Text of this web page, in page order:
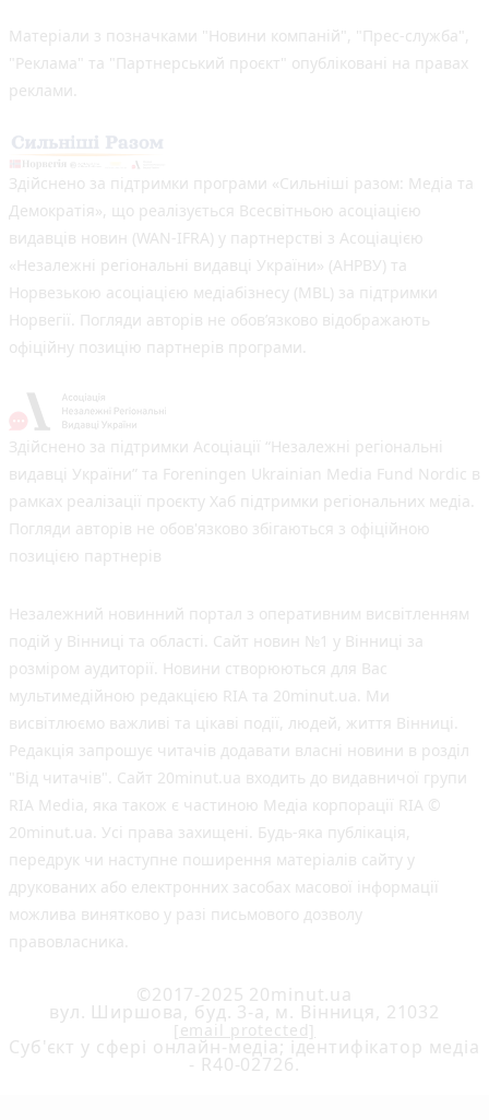
Матеріали з позначками "Новини компаній", "Прес-служба",
"Реклама" та "Партнерський проєкт" опубліковані на правах
реклами.
Здійснено за підтримки програми «Сильніші разом: Медіа та
Демократія», що реалізується Всесвітньою асоціацією
видавців новин (WAN-IFRA) у партнерстві з Асоціацією
«Незалежні регіональні видавці України» (АНРВУ) та
Норвезькою асоціацією медіабізнесу (MBL) за підтримки
Норвегії. Погляди авторів не обов’язково відображають
офіційну позицію партнерів програми.
Здійснено за підтримки Асоціації “Незалежні регіональні
видавці України” та Foreningen Ukrainian Media Fund Nordic в
рамках реалізації проєкту Хаб підтримки регіональних медіа.
Погляди авторів не обов'язково збігаються з офіційною
позицією партнерів
Незалежний новинний портал з оперативним висвітленням
подій у Вінниці та області. Сайт новин №1 у Вінниці за
розміром аудиторії. Новини створюються для Вас
мультимедійною редакцією RIA та 20minut.ua. Ми
висвітлюємо важливі та цікаві події, людей, життя Вінниці.
Редакція запрошує читачів додавати власні новини в розділ
"Від читачів". Сайт 20minut.ua входить до видавничої групи
RIA Media, яка також є частиною Медіа корпорації RIA ©
20minut.ua. Усі права захищені. Будь-яка публiкацiя,
передрук чи наступне поширення матеріалів сайту у
друкованих або електронних засобах масової інформації
можлива винятково у разі письмового дозволу
правовласника.
©2017-2025 20minut.ua
вул. Ширшова, буд. 3-а, м. Вінниця, 21032
[email protected]
Cуб'єкт у сфері онлайн-медіа; ідентифікатор медіа
- R40-02726.